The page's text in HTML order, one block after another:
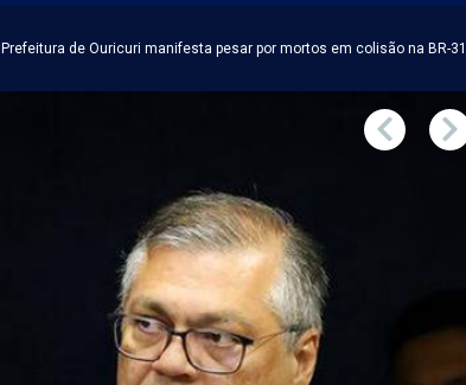
Prefeitura de Ouricuri manifesta pesar por mortos em colisão na BR-